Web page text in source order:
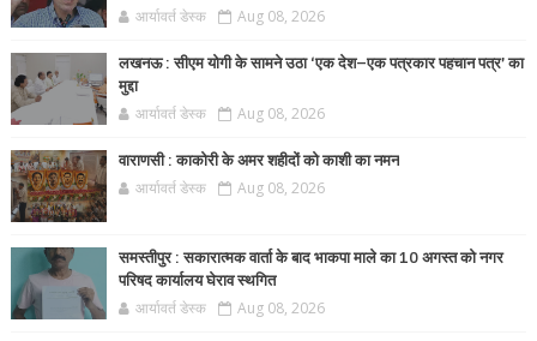
आर्यावर्त डेस्क Aug 08, 2026
लखनऊ : सीएम योगी के सामने उठा ‘एक देश–एक पत्रकार पहचान पत्र’ का
मुद्दा
आर्यावर्त डेस्क Aug 08, 2026
वाराणसी : काकोरी के अमर शहीदों को काशी का नमन
आर्यावर्त डेस्क Aug 08, 2026
समस्तीपुर : सकारात्मक वार्ता के बाद भाकपा माले का 10 अगस्त को नगर
परिषद कार्यालय घेराव स्थगित
आर्यावर्त डेस्क Aug 08, 2026